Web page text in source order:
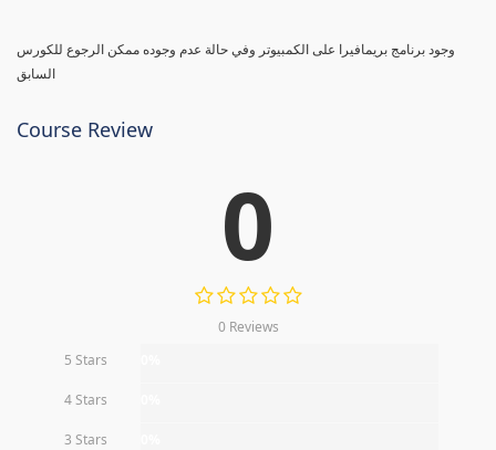
وجود برنامج بريمافيرا على الكمبيوتر وفي حالة عدم وجوده ممكن الرجوع للكورس
السابق
Course Review
0
0 Reviews
5 Stars
4 Stars
3 Stars